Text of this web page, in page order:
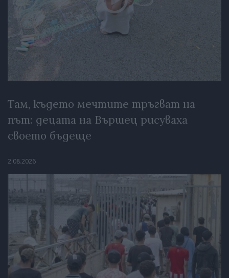
Там, където мечтите тръгват на
път: децата на Вършец рисуваха
своето бъдеще
2.08.2026